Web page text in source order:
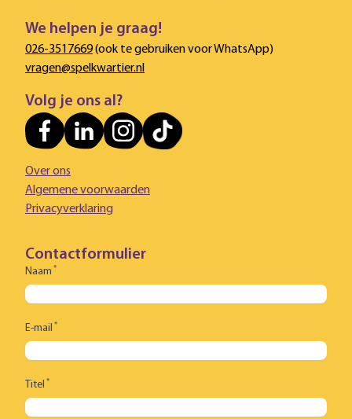
We helpen je graag!
026-3517669(ook te gebruiken voor WhatsApp)
vragen@spelkwartier.nl
Volg je ons al?
Over ons
Algemene voorwaarden
Privacyverklaring
Contactformulier
Naam *
E-mail *
Titel *